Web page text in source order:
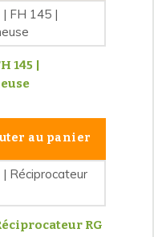
145 |
au panier
RG